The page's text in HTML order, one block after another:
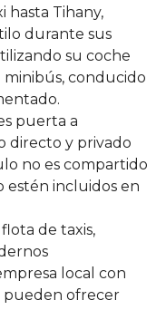
hasta Tihany,
durante sus
su coche
conducido
puerta a
directo y privado
no es compartido
estén incluidos en
de taxis,
local con
pueden ofrecer